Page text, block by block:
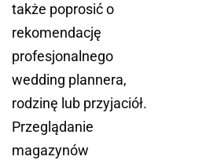
także poprosić o
rekomendację
profesjonalnego
wedding plannera,
rodzinę lub przyjaciół.
Przeglądanie
magazynów